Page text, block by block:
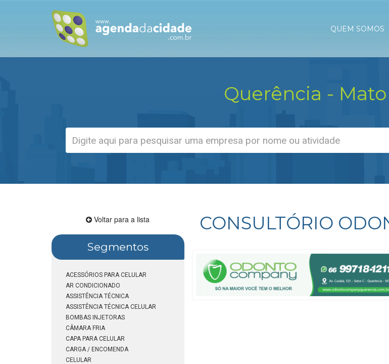
QUEM SOMOS
Querência - Mato
Voltar para a lista
Segmentos
ACESSÓRIOS PARA CELULAR
AR CONDICIONADO
ASSISTÊNCIA TÉCNICA
ASSISTÊNCIA TÉCNICA CELULAR
BOMBAS INJETORAS
CÂMARA FRIA
CAPA PARA CELULAR
CARGA / ENCOMENDA
CELULAR
CONSULTÓRIO